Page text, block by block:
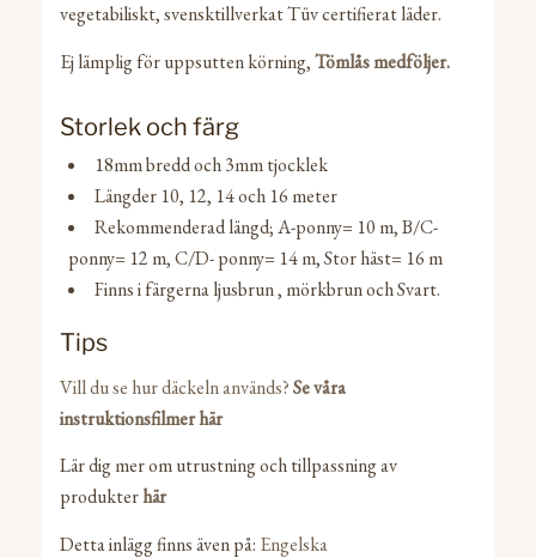
vegetabiliskt, svensktillverkat Tüv certifierat läder.
Ej lämplig för uppsutten körning,Tömlås medföljer.
Storlek och färg
18mm bredd och 3mm tjocklek
Längder 10, 12, 14 och 16 meter
Rekommenderad längd; A-ponny= 10 m, B/C-
ponny= 12 m, C/D- ponny= 14 m, Stor häst= 16 m
Finns i färgerna ljusbrun , mörkbrun och Svart.
Tips
Vill du se hur däckeln används?Se våra
instruktionsfilmer här
Lär dig mer om utrustning och tillpassning av
produkterhär
Detta inlägg finns även på: Engelska